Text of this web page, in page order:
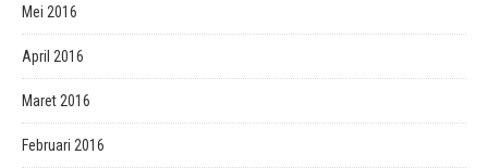
Mei 2016
April 2016
Maret 2016
Februari 2016